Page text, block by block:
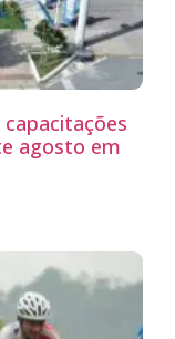
agosto em